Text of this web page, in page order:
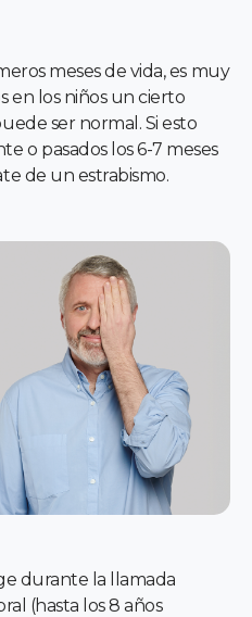
meses de vida, es muy
en los niños un cierto
ser normal. Si esto
o pasados los 6-7 meses
de un estrabismo.
durante la llamada
(hasta los 8 años